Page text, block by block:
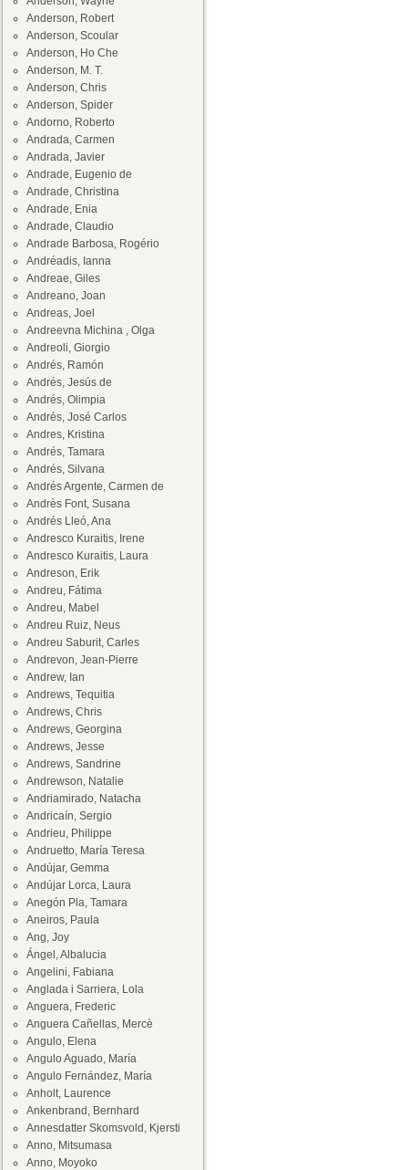
Anderson, Robert
Anderson, Scoular
Anderson, Ho Che
Anderson, M. T.
Anderson, Chris
Anderson, Spider
Andorno, Roberto
Andrada, Carmen
Andrada, Javier
Andrade, Eugenio de
Andrade, Christina
Andrade, Enia
Andrade, Claudio
Andrade Barbosa, Rogério
Andréadis, Ianna
Andreae, Giles
Andreano, Joan
Andreas, Joel
Andreevna Michina , Olga
Andreoli, Giorgio
Andrés, Ramón
Andrés, Jesús de
Andrés, Olimpia
Andrés, José Carlos
Andres, Kristina
Andrés, Tamara
Andrés, Silvana
Andrés Argente, Carmen de
Andrès Font, Susana
Andrés Lleó, Ana
Andresco Kuraitis, Irene
Andresco Kuraitis, Laura
Andreson, Erik
Andreu, Fátima
Andreu, Mabel
Andreu Ruiz, Neus
Andreu Saburit, Carles
Andrevon, Jean-Pierre
Andrew, Ian
Andrews, Tequitia
Andrews, Chris
Andrews, Georgina
Andrews, Jesse
Andrews, Sandrine
Andrewson, Natalie
Andriamirado, Natacha
Andricaín, Sergio
Andrieu, Philippe
Andruetto, María Teresa
Andújar, Gemma
Andújar Lorca, Laura
Anegón Pla, Tamara
Aneiros, Paula
Ang, Joy
Ángel, Albalucia
Angelini, Fabiana
Anglada i Sarriera, Lola
Anguera, Frederic
Anguera Cañellas, Mercè
Angulo, Elena
Angulo Aguado, María
Angulo Fernández, María
Anholt, Laurence
Ankenbrand, Bernhard
Annesdatter Skomsvold, Kjersti
Anno, Mitsumasa
Anno, Moyoko